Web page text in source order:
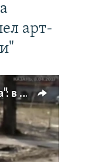
арт-
"Наш дурдом голосует за Путина": в Казани прошел арт-пикет "Открытой России"